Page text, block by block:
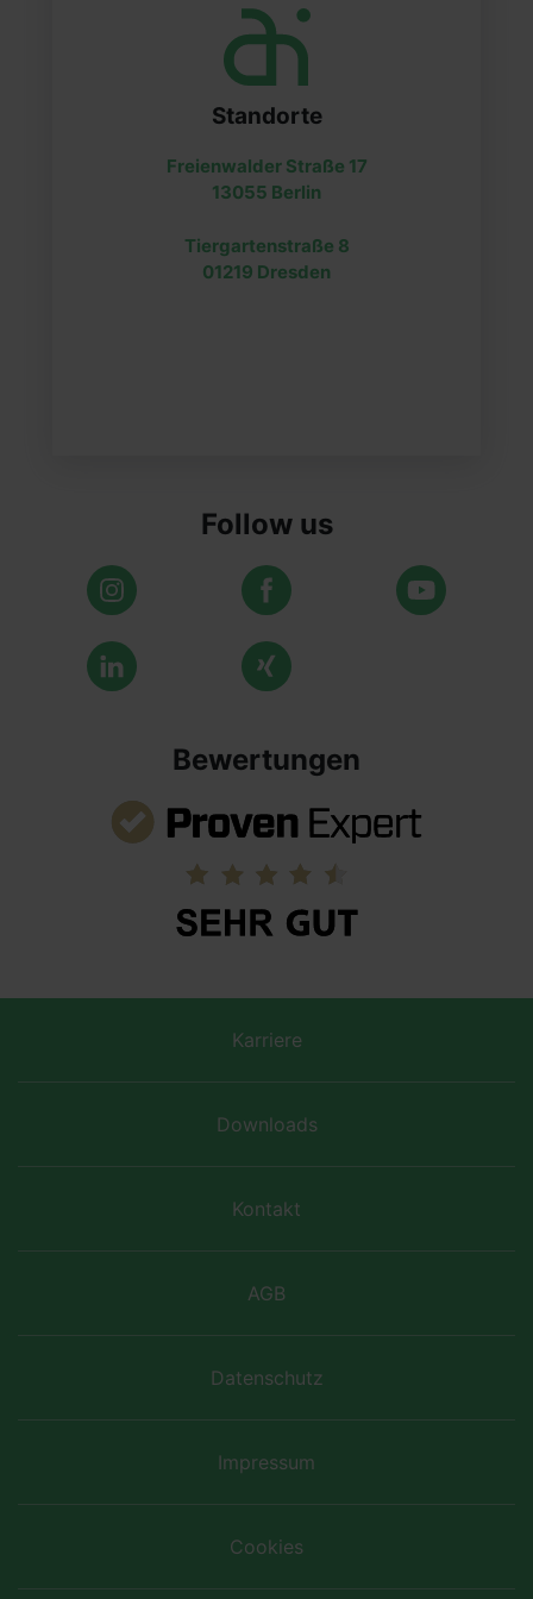
Standorte
Freienwalder Straße 17
13055 Berlin
Tiergartenstraße 8
01219 Dresden
Follow us
Bewertungen
Karriere
Downloads
Kontakt
AGB
Datenschutz
Impressum
Cookies